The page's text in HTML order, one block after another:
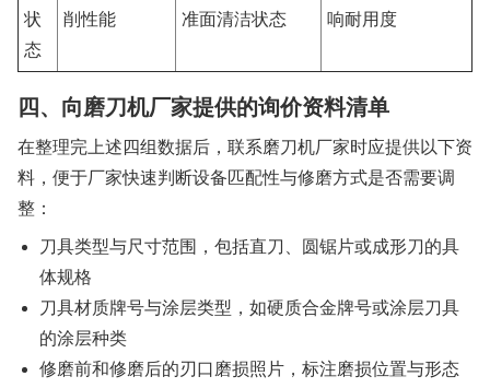
状
态
削性能
准面清洁状态
响耐用度
四、向磨刀机厂家提供的询价资料清单
在整理完上述四组数据后，联系磨刀机厂家时应提供以下资
料，便于厂家快速判断设备匹配性与修磨方式是否需要调
整：
刀具类型与尺寸范围，包括直刀、圆锯片或成形刀的具
体规格
刀具材质牌号与涂层类型，如硬质合金牌号或涂层刀具
的涂层种类
修磨前和修磨后的刃口磨损照片，标注磨损位置与形态